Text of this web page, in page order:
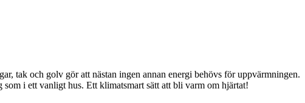
tak och golv gör att nästan ingen annan energi behövs för uppvärmningen.
i ett vanligt hus. Ett klimatsmart sätt att bli varm om hjärtat!